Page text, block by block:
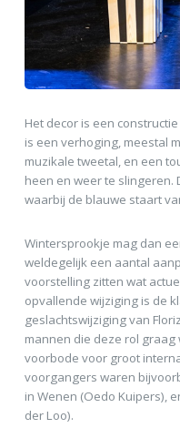
Het decor is een
is een verhoging, meestal
muzikale tweetal, en een
heen en weer te slingeren.
waarbij de blauwe staart
Wintersprookje mag dan
weldegelijk een aantal
voorstelling zitten wat
opvallende wijziging is de
geslachtswijziging van
mannen die deze rol
voorbode voor groot
voorgangers waren
in Wenen (Oedo Kuipers),
der Loo).